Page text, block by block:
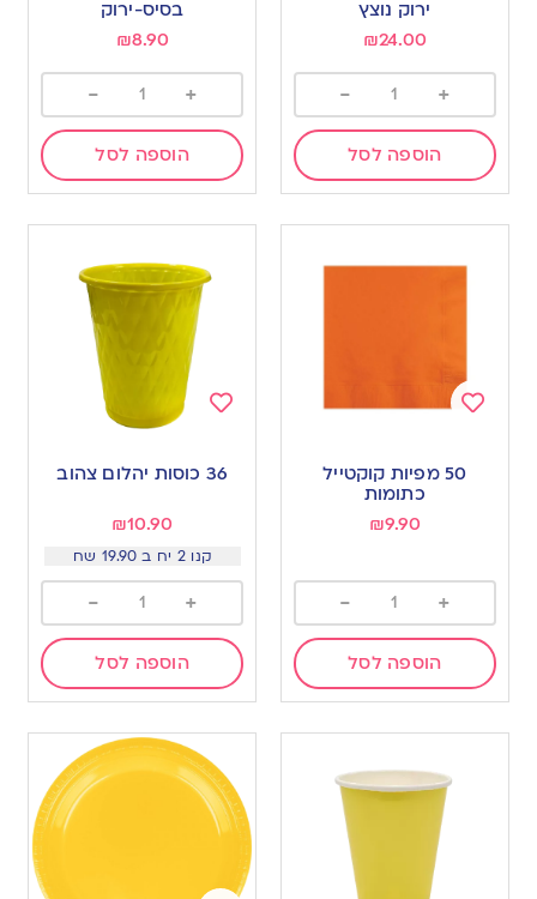
ירוק נוצץ
₪24.00
+
-
הוספה לסל
בסיס-ירוק
₪8.90
+
-
הוספה לסל
50 מפיות קוקטייל
כתומות
₪9.90
+
-
הוספה לסל
36 כוסות יהלום צהוב
₪10.90
קנו 2 יח ב 19.90 שח
+
-
הוספה לסל